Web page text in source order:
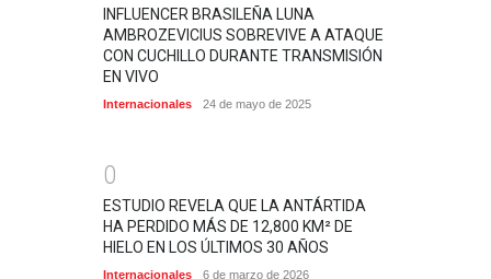
INFLUENCER BRASILEÑA LUNA
AMBROZEVICIUS SOBREVIVE A ATAQUE
CON CUCHILLO DURANTE TRANSMISIÓN
EN VIVO
Internacionales 24 de mayo de 2025
0
ESTUDIO REVELA QUE LA ANTÁRTIDA
HA PERDIDO MÁS DE 12,800 KM² DE
HIELO EN LOS ÚLTIMOS 30 AÑOS
Internacionales 6 de marzo de 2026